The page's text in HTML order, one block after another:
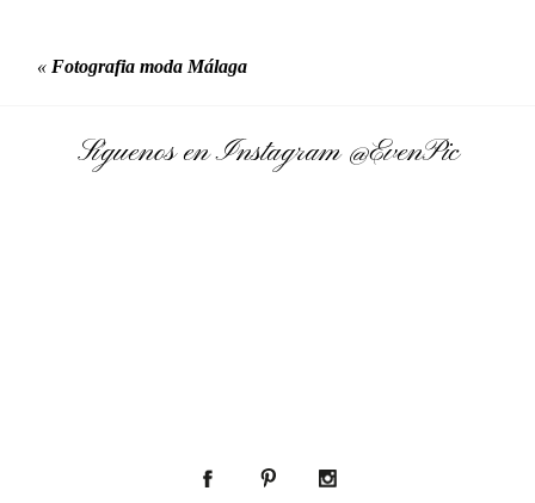
« Fotografia moda Málaga
Síguenos en Instagram@EvenPic